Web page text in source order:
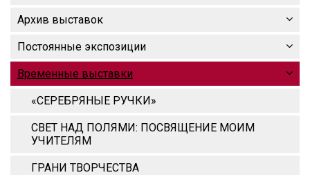
Архив выставок
Постоянные экспозиции
Временные выставки
«СЕРЕБРЯНЫЕ РУЧКИ»
СВЕТ НАД ПОЛЯМИ: ПОСВЯЩЕНИЕ МОИМ
УЧИТЕЛЯМ
ГРАНИ ТВОРЧЕСТВА